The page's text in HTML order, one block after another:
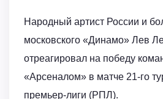
Народный артист России и
московского «Динамо» Лев
отреагировал на победу
«Арсеналом» в матче 21-го
премьер-лиги (РПЛ).